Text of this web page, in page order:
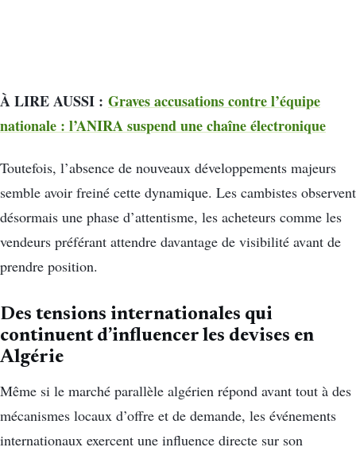
À LIRE AUSSI : Graves accusations contre l’équipe
nationale : l’ANIRA suspend une chaîne électronique
Toutefois, l’absence de nouveaux développements majeurs
semble avoir freiné cette dynamique. Les cambistes observent
désormais une phase d’attentisme, les acheteurs comme les
vendeurs préférant attendre davantage de visibilité avant de
prendre position.
Des tensions internationales qui
continuent d’influencer les devises en
Algérie
Même si le marché parallèle algérien répond avant tout à des
mécanismes locaux d’offre et de demande, les événements
internationaux exercent une influence directe sur son